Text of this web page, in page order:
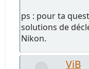
ps : pour ta
solutions de
Nikon.
ViB